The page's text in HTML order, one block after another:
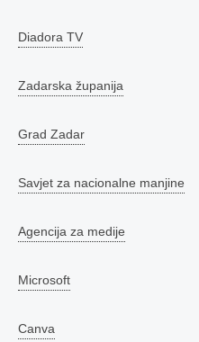
Diadora TV
Zadarska županija
Grad Zadar
Savjet za nacionalne manjine
Agencija za medije
Microsoft
Canva